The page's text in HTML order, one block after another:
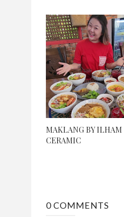
MAKLANG BY ILHAM
CERAMIC
0 COMMENTS